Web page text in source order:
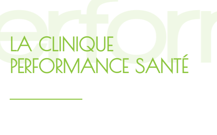
LA CLINIQUE
PERFORMANCE SANTÉ